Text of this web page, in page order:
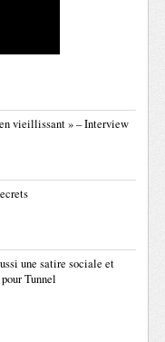
vieillissant » – Interview
une satire sociale et
Tunnel